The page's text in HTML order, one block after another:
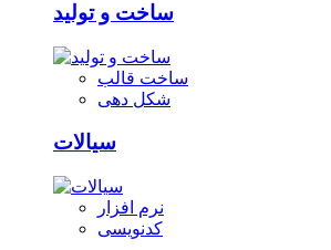
ساخت و تولید
ساخت قالب
شکل دهی
سیالات
نرم افزار
کدنویسی